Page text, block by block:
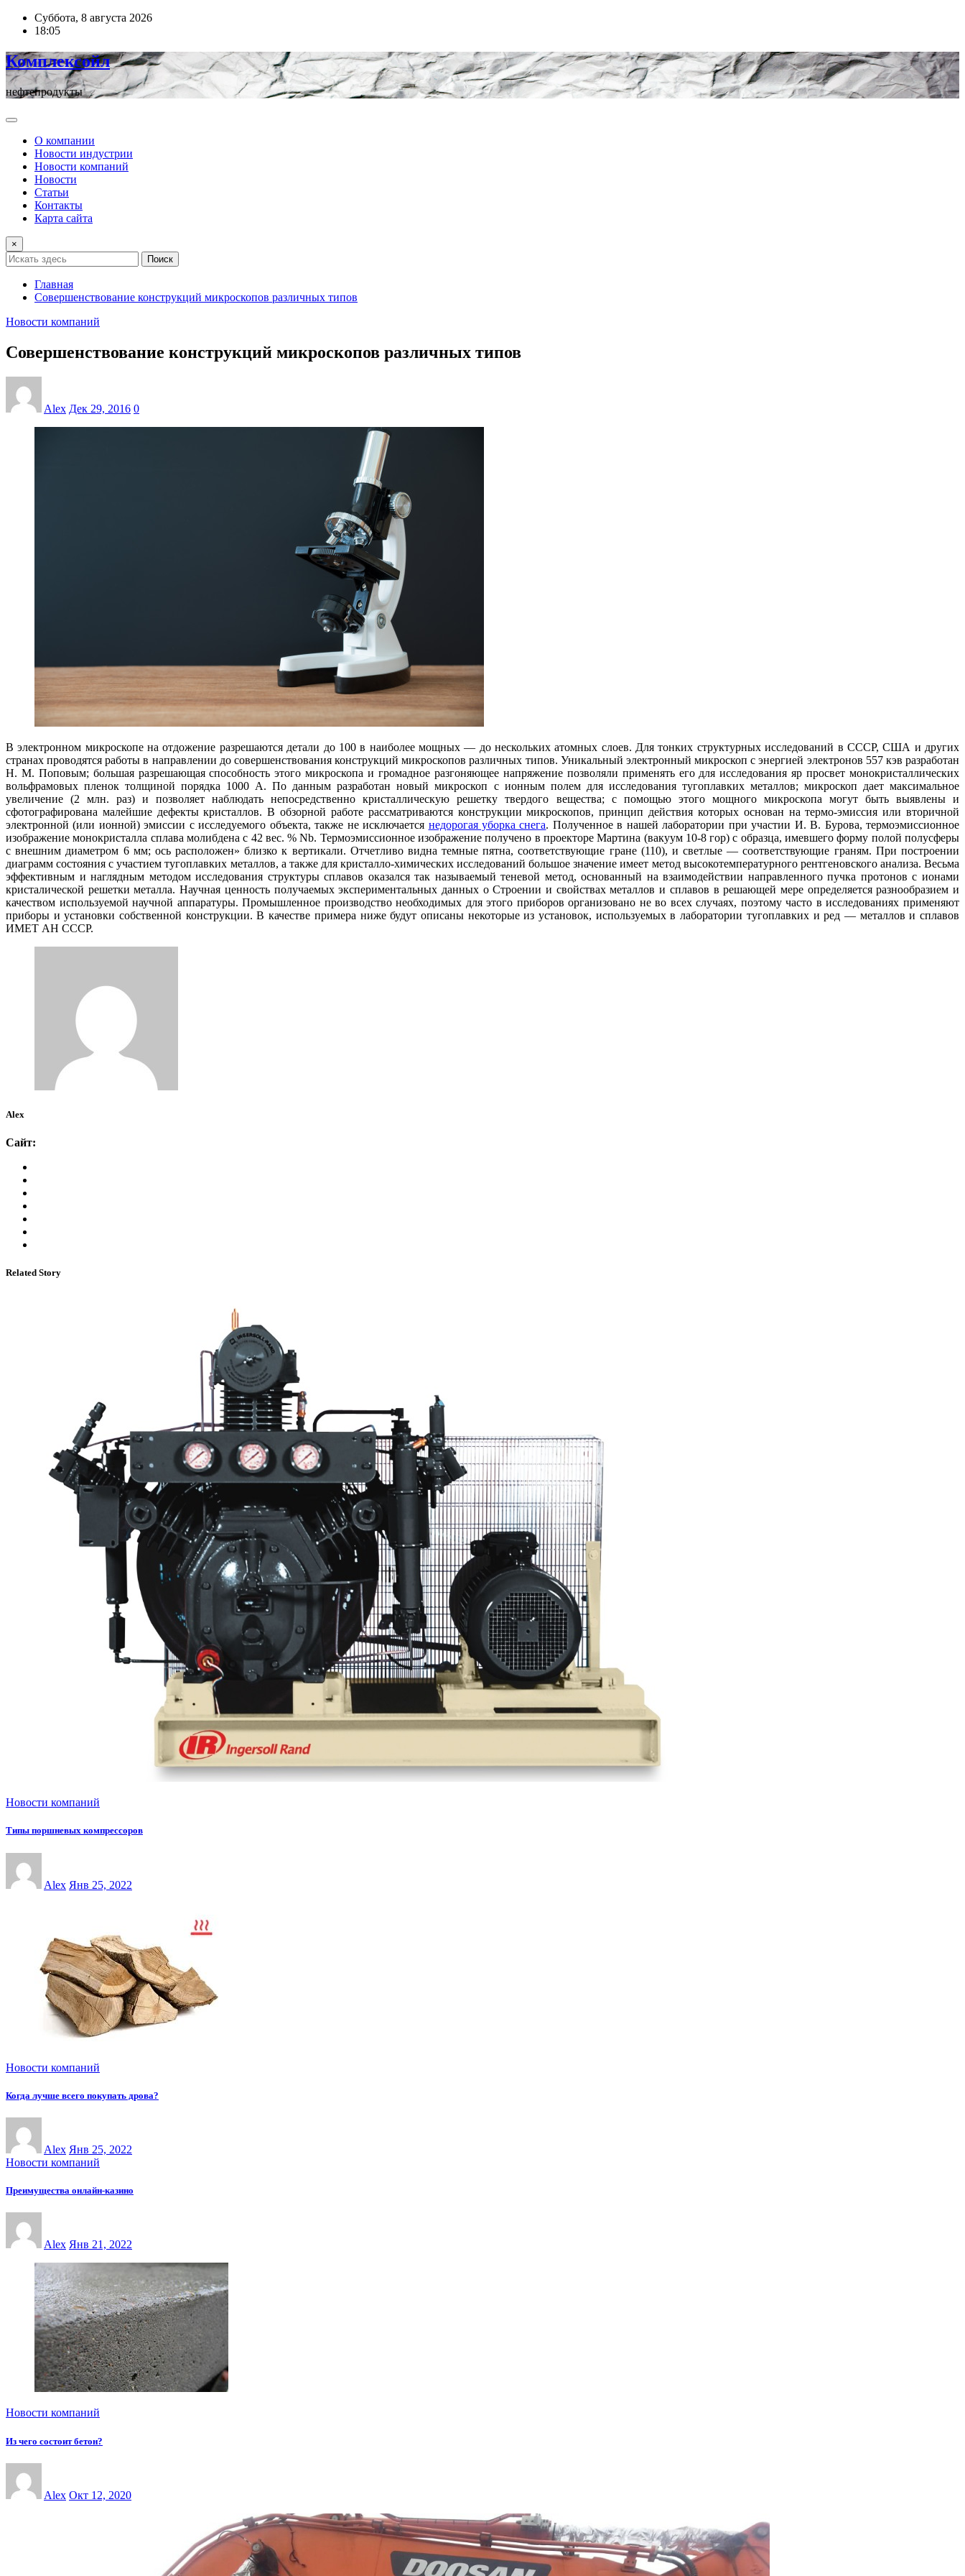
ПерейтиСуббота, 8 августа 2026
18:05
Комплексойл
нефтепродукты
О компании
Новости индустрии
Новости компаний
Новости
Статьи
Контакты
Карта сайта
×
Поиск
Главная
Совершенствование конструкций микроскопов различных типов
Новости компаний
Совершенствование конструкций микроскопов различных типов
Alex Дек 29, 2016 0
В электронном микроскопе на отдожение разрешаются детали до 100 в наиболее мощных — до нескольких атомных слоев. Для тонких структурных исследований в СССР, США и других
странах проводятся работы в направлении до совершенствования конструкций микроскопов различных типов. Уникальный электронный микроскоп с энергией электронов 557 кэв разработан
Н. М. Поповым; большая разрешающая способность этого микроскопа и громадное разгоняющее напряжение позволяли применять его для исследования яр просвет монокристаллических
вольфрамовых пленок толщиной порядка 1000 А. По данным разработан новый микроскоп с ионным полем для исследования тугоплавких металлов; микроскоп дает максимальное
увеличение (2 млн. раз) и позволяет наблюдать непосредственно кристаллическую решетку твердого вещества; с помощью этого мощного микроскопа могут быть выявлены и
сфотографирована малейшие дефекты кристаллов. В обзорной работе рассматриваются конструкции микроскопов, принцип действия которых основан на термо-эмиссия или вторичной
электронной (или ионной) эмиссии с исследуемого объекта, также не исключается недорогая уборка снега. Полученное в нашей лаборатории при участии И. В. Бурова, термоэмиссионное
изображение монокристалла сплава молибдена с 42 вес. % Nb. Термоэмиссионное изображение получено в проекторе Мартина (вакуум 10-8 гор) с образца, имевшего форму полой полусферы
с внешним диаметром 6 мм; ось расположен» близко к вертикали. Отчетливо видна темные пятна, соответствующие гране (110), и светлые — соответствующие граням. При построении
диаграмм состояния с участием тугоплавких металлов, а также для кристалло-химических исследований большое значение имеет метод высокотемпературного рентгеновского анализа. Весьма
эффективным и наглядным методом исследования структуры сплавов оказался так называемый теневой метод, основанный на взаимодействии направленного пучка протонов с ионами
кристалической решетки металла. Научная ценность получаемых экспериментальных данных о Строении и свойствах металлов и сплавов в решающей мере определяется разнообразием и
качеством используемой научной аппаратуры. Промышленное производство необходимых для этого приборов организовано не во всех случаях, поэтому часто в исследованиях применяют
приборы и установки собственной конструкции. В качестве примера ниже будут описаны некоторые из установок, используемых в лаборатории тугоплавких и ред — металлов и сплавов
ИМЕТ АН СССР.
Alex
Сайт:
Related Story
Новости компаний
Типы поршневых компрессоров
Alex Янв 25, 2022
Новости компаний
Когда лучше всего покупать дрова?
Alex Янв 25, 2022
Новости компаний
Преимущества онлайн-казинo
Alex Янв 21, 2022
Новости компаний
Из чего состоит бетон?
Alex Окт 12, 2020